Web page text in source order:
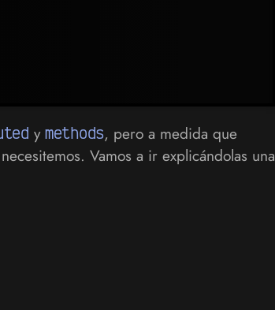
ymethods, pero a medida que
Vamos a ir explicándolas una